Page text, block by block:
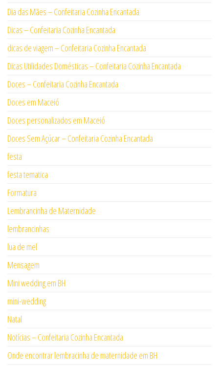
Dia das Mães – Confeitaria Cozinha Encantada
Dicas – Confeitaria Cozinha Encantada
dicas de viagem – Confeitaria Cozinha Encantada
Dicas Utilidades Domésticas – Confeitaria Cozinha Encantada
Doces – Confeitaria Cozinha Encantada
Doces em Maceió
Doces personalizados em Maceió
Doces Sem Açúcar – Confeitaria Cozinha Encantada
festa
festa tematica
Formatura
Lembrancinha de Maternidade
lembrancinhas
lua de mel
Mensagem
Mini wedding em BH
mini-wedding
Natal
Notícias – Confeitaria Cozinha Encantada
Onde encontrar lembracinha de maternidade em BH